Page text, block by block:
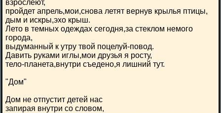
взрослеют,
пройдет апрель,мои,снова летят вернув крылья птицы,
дым и искры,эхо крыш.
Лето в темных одеждах сегодня,за стеклом немого
города,
выдуманный к утру твой поцелуй-повод.
Давить руками иглы,мои друзья я росту,
тело-планета,внутри съедено,я лишний тут.
"Дом"
Дом не отпустит детей нас
запирая внутри со словом,